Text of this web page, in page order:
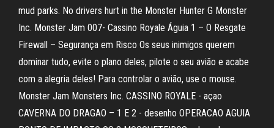
mud parks. No drivers hurt in the Monster Hunter G Monster
Inc. Monster Jam 007- Cassino Royale Águia 1 – O Resgate
Firewall – Segurança em Risco Os seus inimigos querem
dominar tudo, evite o plano deles, pilote o seu avião e acabe
com a alegria deles! Para controlar o avião, use o mouse.
Monster Jam Monsters Inc. CASSINO ROYALE - açao
CAVERNA DO DRAGAO – 1 E 2 - desenho OPERACAO AGUIA